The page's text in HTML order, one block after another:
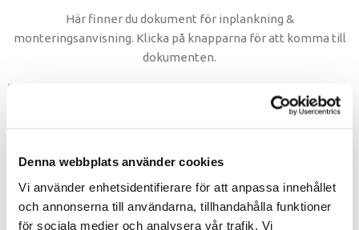
Denna webbplats använder cookies
Vi använder enhetsidentifierare för att anpassa innehållet
och annonserna till användarna, tillhandahålla funktioner
för sociala medier och analysera vår trafik. Vi
Här finner du dokument för inplankning &
monteringsanvisning. Klicka på knapparna för att komma till
dokumenten.
Inplankning